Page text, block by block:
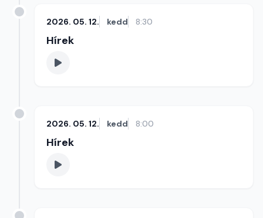
2026. 05. 12. kedd 8:30
Hírek
2026. 05. 12. kedd 8:00
Hírek